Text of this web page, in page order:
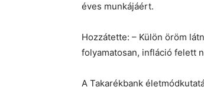
éves munkájáért.
Hozzátette: – Külön öröm
folyamatosan, infláció felett
A Takarékbank